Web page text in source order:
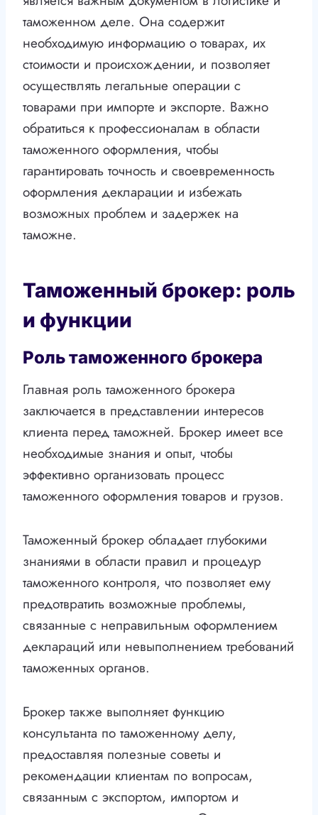
таможенном деле. Она содержит
необходимую информацию о товарах, их
стоимости и происхождении, и позволяет
осуществлять легальные операции с
товарами при импорте и экспорте. Важно
обратиться к профессионалам в области
таможенного оформления, чтобы
гарантировать точность и своевременность
оформления декларации и избежать
возможных проблем и задержек на
таможне.
Таможенный брокер: роль
и функции
Роль таможенного брокера
Главная роль таможенного брокера
заключается в представлении интересов
клиента перед таможней. Брокер имеет все
необходимые знания и опыт, чтобы
эффективно организовать процесс
таможенного оформления товаров и грузов.
Таможенный брокер обладает глубокими
знаниями в области правил и процедур
таможенного контроля, что позволяет ему
предотвратить возможные проблемы,
связанные с неправильным оформлением
деклараций или невыполнением требований
таможенных органов.
Брокер также выполняет функцию
консультанта по таможенному делу,
предоставляя полезные советы и
рекомендации клиентам по вопросам,
связанным с экспортом, импортом и